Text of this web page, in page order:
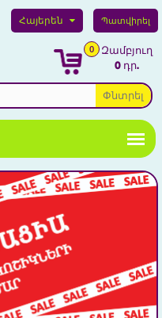
Հայերեն Պատվիրել
Փնտրել
0
Զամբյուղ
0 դր.